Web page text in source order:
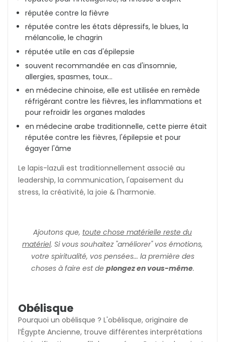
réputée contre la fièvre
réputée contre les états dépressifs, le blues, la
mélancolie, le chagrin
réputée utile en cas d'épilepsie
souvent recommandée en cas d'insomnie,
allergies, spasmes, toux...
en médecine chinoise, elle est utilisée en remède
réfrigérant contre les fièvres, les inflammations et
pour refroidir les organes malades
en médecine arabe traditionnelle, cette pierre était
réputée contre les fièvres, l'épilepsie et pour
égayer l'âme
Le lapis-lazuli est traditionnellement associé au
leadership, la communication, l'apaisement du
stress, la créativité, la joie & l'harmonie.
Ajoutons que, toute chose matérielle reste du
matériel. Si vous souhaitez "améliorer" vos émotions,
votre spiritualité, vos pensées... la première des
choses à faire est de plongez en vous-même.
Obélisque
Pourquoi un obélisque ? L'obélisque, originaire de
l’Égypte Ancienne, trouve différentes interprétations